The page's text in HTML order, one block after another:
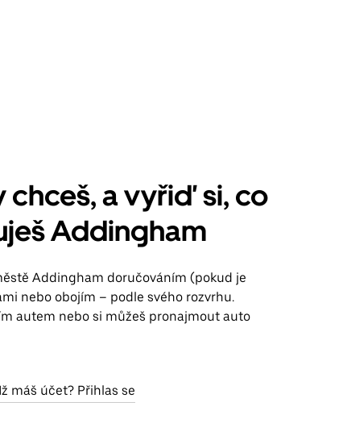
chceš, a vyřiď si, co
Addingham
Addingham doručováním (pokud je
nebo obojím – podle svého rozvrhu.
autem nebo si můžeš pronajmout auto
máš účet? Přihlas se